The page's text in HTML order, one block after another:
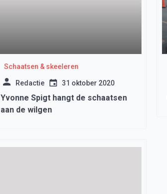
Schaatsen & skeeleren
Redactie 31 oktober 2020
Yvonne Spigt hangt de schaatsen
aan de wilgen